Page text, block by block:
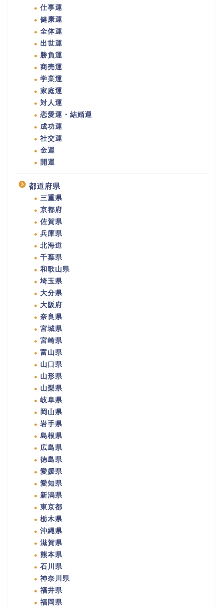
仕事運
健康運
全体運
出世運
勝負運
商売運
学業運
家庭運
対人運
恋愛運・結婚運
成功運
社交運
金運
開運
都道府県
三重県
京都府
佐賀県
兵庫県
北海道
千葉県
和歌山県
埼玉県
大分県
大阪府
奈良県
宮城県
宮崎県
富山県
山口県
山形県
山梨県
岐阜県
岡山県
岩手県
島根県
広島県
徳島県
愛媛県
愛知県
新潟県
東京都
栃木県
沖縄県
滋賀県
熊本県
石川県
神奈川県
福井県
福岡県